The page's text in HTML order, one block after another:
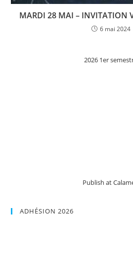
MARDI 28 MAI – INVITATION
6 mai 2024
2026 1er
Publish at
ADHÉSION 2026